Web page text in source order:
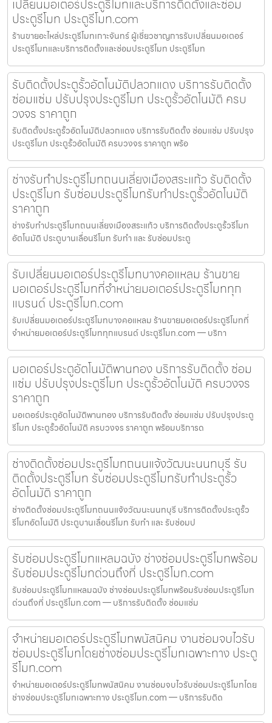
เปลี่ยนมอเตอร์ประตูรีโมทและบริการติดตั้งและซ่อม
ประตูรีโมท ประตูรีโมท.com
ร้านขายอะไหล่ประตูรีโมทเกาะจันทร์ ผู้เชี่ยวชาญการรับเปลี่ยนมอเตอร์
ประตูรีโมทและบริการติดตั้งและซ่อมประตูรีโมท ประตูรีโมท
รับติดตั้งประตูรั้วอัตโนมัติปลวกแดง บริการรับติดตั้ง
ซ่อมแซ่ม ปรับปรุงประตูรีโมท ประตูรั้วอัตโนมัติ ครบ
วงจร ราคาถูก
รับติดตั้งประตูรั้วอัตโนมัติปลวกแดง บริการรับติดตั้ง ซ่อมแซ่ม ปรับปรุง
ประตูรีโมท ประตูรั้วอัตโนมัติ ครบวงจร ราคาถูก พร้อ
ช่างรับทำประตูรีโมทถนนเลี่ยงเมืองสระแก้ว รับติดตั้ง
ประตูรีโมท รับซ่อมประตูรีโมทรับทำประตูรั้วอัตโนมัติ
ราคาถูก
ช่างรับทำประตูรีโมทถนนเลี่ยงเมืองสระแก้ว บริการติดตั้งประตูรั้วรีโมท
อัตโนมัติ ประตูบานเลื่อนรีโมท รับทำ และ รับซ่อมประตู
รับเปลี่ยนมอเตอร์ประตูรีโมทบางคอแหลม ร้านขาย
มอเตอร์ประตูรีโมทที่จำหน่ายมอเตอร์ประตูรีโมททุก
แบรนด์ ประตูรีโมท.com
รับเปลี่ยนมอเตอร์ประตูรีโมทบางคอแหลม ร้านขายมอเตอร์ประตูรีโมทที่
จำหน่ายมอเตอร์ประตูรีโมททุกแบรนด์ ประตูรีโมท.com — บริกา
มอเตอร์ประตูอัตโนมัติพานทอง บริการรับติดตั้ง ซ่อม
แซ่ม ปรับปรุงประตูรีโมท ประตูรั้วอัตโนมัติ ครบวงจร
ราคาถูก
มอเตอร์ประตูอัตโนมัติพานทอง บริการรับติดตั้ง ซ่อมแซ่ม ปรับปรุงประตู
รีโมท ประตูรั้วอัตโนมัติ ครบวงจร ราคาถูก พร้อมบริการด
ช่างติดตั้งซ่อมประตูรีโมทถนนแจ้งวัฒนะนนทบุรี รับ
ติดตั้งประตูรีโมท รับซ่อมประตูรีโมทรับทำประตูรั้ว
อัตโนมัติ ราคาถูก
ช่างติดตั้งซ่อมประตูรีโมทถนนแจ้งวัฒนะนนทบุรี บริการติดตั้งประตูรั้ว
รีโมทอัตโนมัติ ประตูบานเลื่อนรีโมท รับทำ และ รับซ่อมป
รับซ่อมประตูรีโมทแหลมฉบัง ช่างซ่อมประตูรีโมทพร้อม
รับซ่อมประตูรีโมทด่วนถึงที่ ประตูรีโมท.com
รับซ่อมประตูรีโมทแหลมฉบัง ช่างซ่อมประตูรีโมทพร้อมรับซ่อมประตูรีโมท
ด่วนถึงที่ ประตูรีโมท.com — บริการรับติดตั้ง ซ่อมแซ่ม
จำหน่ายมอเตอร์ประตูรีโมทพนัสนิคม งานซ่อมจบไวรับ
ซ่อมประตูรีโมทโดยช่างซ่อมประตูรีโมทเฉพาะทาง ประตู
รีโมท.com
จำหน่ายมอเตอร์ประตูรีโมทพนัสนิคม งานซ่อมจบไวรับซ่อมประตูรีโมทโดย
ช่างซ่อมประตูรีโมทเฉพาะทาง ประตูรีโมท.com — บริการรับติด